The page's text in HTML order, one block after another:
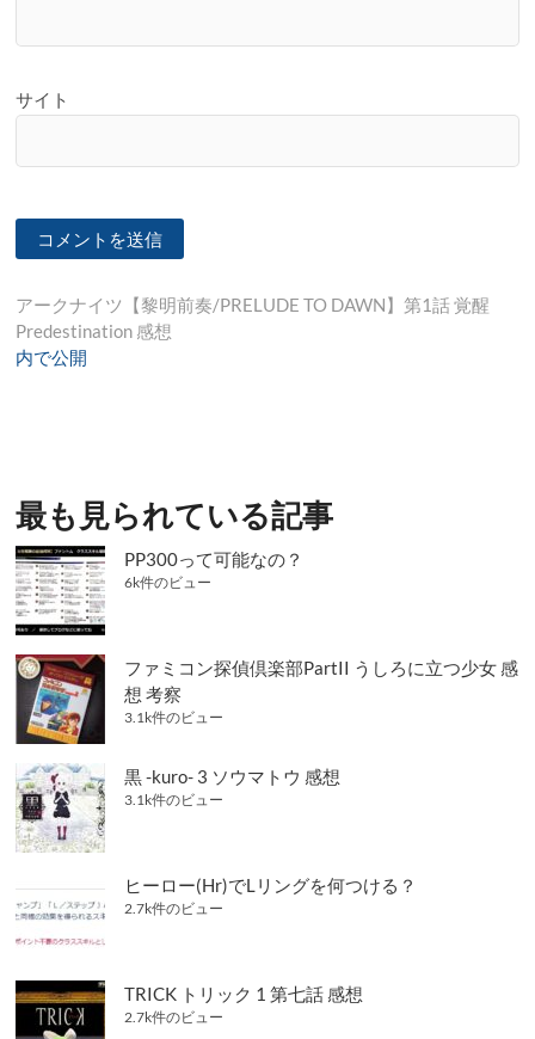
サイト
投
稿
ー
シ
ョ
ン
アークナイツ【黎明前奏/PRELUDE TO DAWN】第1話 覚醒
Predestination 感想
内で公開
最も見られている記事
PP300って可能なの？
6k件のビュー
ファミコン探偵倶楽部PartII うしろに立つ少女 感
想 考察
3.1k件のビュー
黒 -kuro- 3 ソウマトウ 感想
3.1k件のビュー
ヒーロー(Hr)でLリングを何つける？
2.7k件のビュー
TRICK トリック 1 第七話 感想
2.7k件のビュー